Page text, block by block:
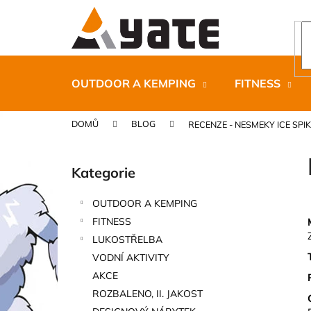
OUTDOOR A KEMPING FITNESS
DOMŮ BLOG RECENZE - NESMEKY ICE
r
a
n
Přeskočit
kategorie
Kategorie
OUTDOOR A KEMPING
FITNESS
LUKOSTŘELBA
VODNÍ AKTIVITY
AKCE
ROZBALENO, II. JAKOST
í
do
do
CARNOSPORT GEL 100 ML
899 Kč